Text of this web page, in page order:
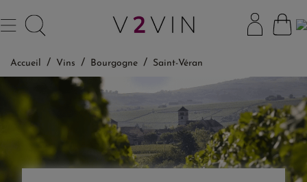
Accueil Vins Bourgogne Saint-Véran